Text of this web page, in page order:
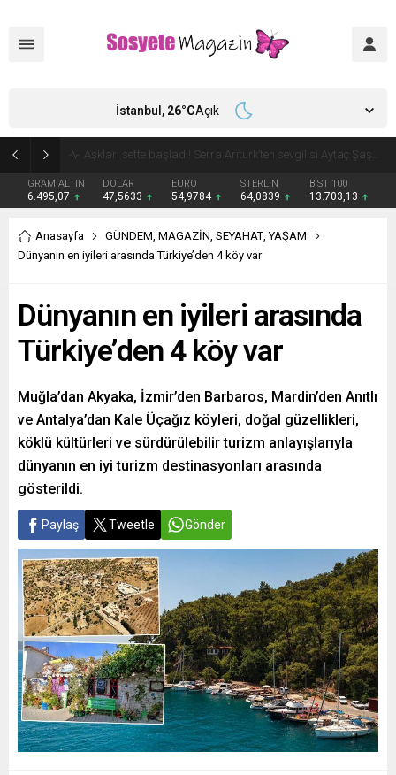
GRAM ALTIN
6.495,07
DOLAR
47,5633
EURO
54,9784
STERLİN
64,0839
BIST 100
13.703,13
İstanbul, 26°CAçık
Anasayfa GÜNDEM, MAGAZİN, SEYAHAT,YAŞAM
Dünyanın en iyileri arasında Türkiye’den 4 köy var
Dünyanın en iyileri arasında
Türkiye’den 4 köy var
Muğla’dan Akyaka, İzmir’den Barbaros, Mardin’den Anıtlı
ve Antalya’dan Kale Üçağız köyleri, doğal güzellikleri,
köklü kültürleri ve sürdürülebilir turizm anlayışlarıyla
dünyanın en iyi turizm destinasyonları arasında
gösterildi.
Paylaş Tweetle Gönder